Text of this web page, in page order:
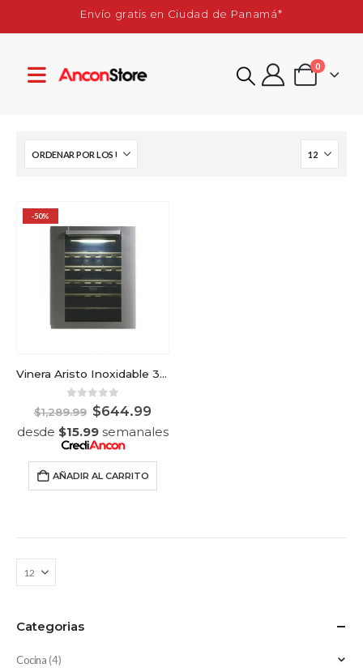
Envío gratis en Ciudad de Panamá*
0
-50%
Vinera Aristo Inoxidable 36 botellas
out of 5
$1,289.99 $644.99
desde $15.99 semanales
AÑADIR AL CARRITO
Categorias
Cocina (4)